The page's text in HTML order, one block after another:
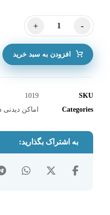
-
+
افزودن به سبد خرید
SKU
1019
Categories
اماکن دیدنی